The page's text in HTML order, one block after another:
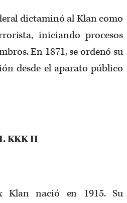
dictaminó al Klan como
iniciando procesos
En 1871, se ordenó su
desde el aparato público
KKK II
Klan nació en 1915. Su